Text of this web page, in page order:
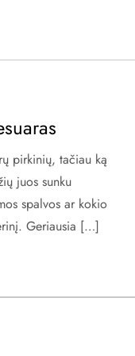
pirkinių, tačiau ką
juos sunku
spalvos ar kokio
Geriausia […]